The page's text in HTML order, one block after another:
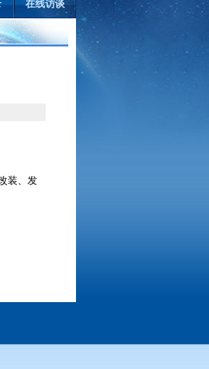
在线访谈
装、发